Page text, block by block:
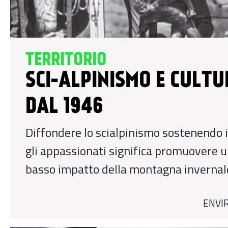
TERRITORIO
SCI-ALPINISMO E
DAL 1946
Diffondere lo scialpinismo
gli appassionati significa promuovere
basso impatto della montagna